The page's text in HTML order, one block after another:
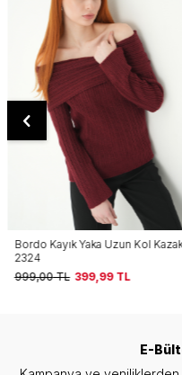
Bordo Kayık Yaka Uzun Kol Kazak
2324
999,00TL 399,99TL
E-